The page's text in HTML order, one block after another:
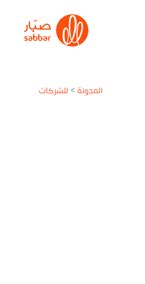
المدونة> للشركات